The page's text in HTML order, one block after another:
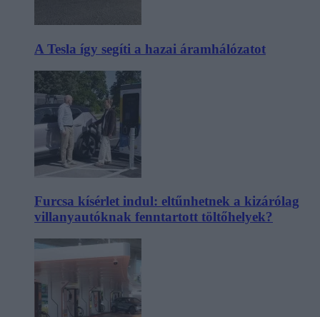
A Tesla így segíti a hazai áramhálózatot
Furcsa kísérlet indul: eltűnhetnek a kizárólag
villanyautóknak fenntartott töltőhelyek?